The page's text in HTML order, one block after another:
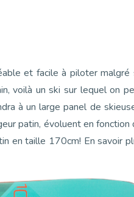
et facile à piloter malgré
voilà un ski sur lequel on
à un large panel de
patin, évoluent en fonction
en taille 170cm! En savoir